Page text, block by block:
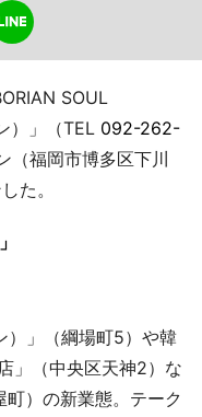
SOUL
）」（TEL 092-262-
（福岡市博多区下川
た。
」（綱場町5）や韓
」（中央区天神2）な
）の新業態。テーク